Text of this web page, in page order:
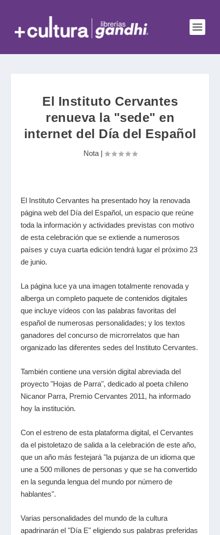
El Instituto Cervantes
renueva la "sede" en
internet del Día del Español
Nota|
El Instituto Cervantes ha presentado hoy la renovada
página web del Día del Español, un espacio que reúne
toda la información y actividades previstas con motivo
de esta celebración que se extiende a numerosos
países y cuya cuarta edición tendrá lugar el próximo 23
de junio.
La página luce ya una imagen totalmente renovada y
alberga un completo paquete de contenidos digitales
que incluye vídeos con las palabras favoritas del
español de numerosas personalidades; y los textos
ganadores del concurso de microrrelatos que han
organizado las diferentes sedes del Instituto Cervantes.
También contiene una versión digital abreviada del
proyecto "Hojas de Parra", dedicado al poeta chileno
Nicanor Parra, Premio Cervantes 2011, ha informado
hoy la institución.
Con el estreno de esta plataforma digital, el Cervantes
da el pistoletazo de salida a la celebración de este año,
que un año más festejará "la pujanza de un idioma que
une a 500 millones de personas y que se ha convertido
en la segunda lengua del mundo por número de
hablantes".
Varias personalidades del mundo de la cultura
apadrinarán el "Día E" eligiendo sus palabras preferidas